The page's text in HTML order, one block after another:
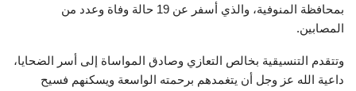
بمحافظة المنوفية، والذي أسفر عن 19 حالة وفاة وعدد من
المصابين.
وتتقدم التنسيقية بخالص التعازي وصادق المواساة إلى أسر الضحايا،
داعية الله عز وجل أن يتغمدهم برحمته الواسعة ويسكنهم فسيح